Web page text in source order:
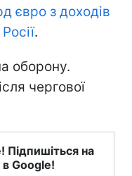
євро з доходів
.
оборону.
чергової
Підпишіться на
в Google!